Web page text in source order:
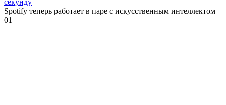
Spotify теперь работает в паре с искусственным интеллектом
01